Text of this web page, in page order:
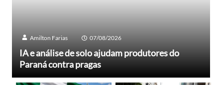
Amilton Farias 07/08/2026
IA e análise de solo ajudam produtores do
Paraná contra pragas